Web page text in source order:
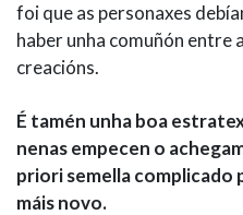
foi que as personaxes
haber unha comuñón entre
creacións.
É tamén unha boa
nenas empecen o
priori semella complicado
máis novo.